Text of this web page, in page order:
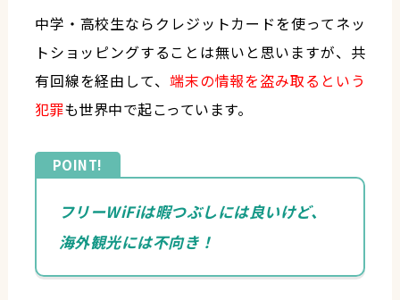
中学・高校生ならクレジットカードを使ってネッ
トショッピングすることは無いと思いますが、共
有回線を経由して、 端末の情報を盗み取るという
犯罪も世界中で起こっています。
フリーWiFiは暇つぶしには良いけど、
海外観光には不向き！